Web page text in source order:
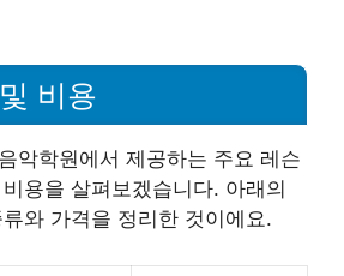
비용
악학원에서 제공하는 주요 레슨
용을 살펴보겠습니다. 아래의
와 가격을 정리한 것이에요.